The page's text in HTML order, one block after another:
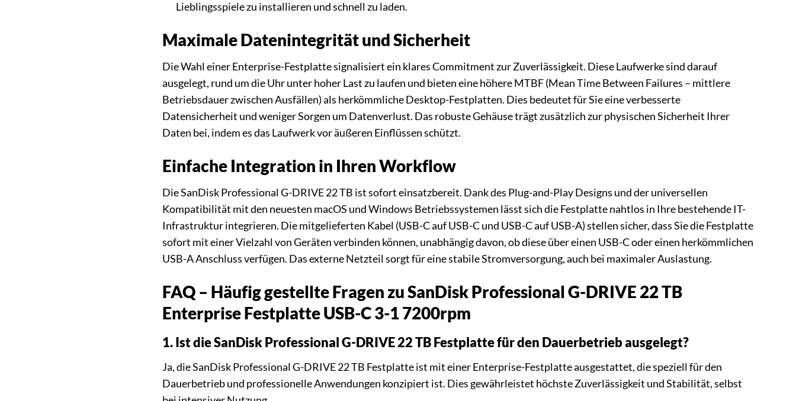
Lieblingsspiele zu installieren und schnell zu laden.
Maximale Datenintegrität und Sicherheit
Die Wahl einer Enterprise-Festplatte signalisiert ein klares Commitment zur Zuverlässigkeit. Diese Laufwerke sind darauf
ausgelegt, rund um die Uhr unter hoher Last zu laufen und bieten eine höhere MTBF (Mean Time Between Failures – mittlere
Betriebsdauer zwischen Ausfällen) als herkömmliche Desktop-Festplatten. Dies bedeutet für Sie eine verbesserte
Datensicherheit und weniger Sorgen um Datenverlust. Das robuste Gehäuse trägt zusätzlich zur physischen Sicherheit Ihrer
Daten bei, indem es das Laufwerk vor äußeren Einflüssen schützt.
Einfache Integration in Ihren Workflow
Die SanDisk Professional G-DRIVE 22 TB ist sofort einsatzbereit. Dank des Plug-and-Play Designs und der universellen
Kompatibilität mit den neuesten macOS und Windows Betriebssystemen lässt sich die Festplatte nahtlos in Ihre bestehende IT-
Infrastruktur integrieren. Die mitgelieferten Kabel (USB-C auf USB-C und USB-C auf USB-A) stellen sicher, dass Sie die Festplatte
sofort mit einer Vielzahl von Geräten verbinden können, unabhängig davon, ob diese über einen USB-C oder einen herkömmlichen
USB-A Anschluss verfügen. Das externe Netzteil sorgt für eine stabile Stromversorgung, auch bei maximaler Auslastung.
FAQ – Häufig gestellte Fragen zu SanDisk Professional G-DRIVE 22 TB
Enterprise Festplatte USB-C 3-1 7200rpm
1. Ist die SanDisk Professional G-DRIVE 22 TB Festplatte für den Dauerbetrieb ausgelegt?
Ja, die SanDisk Professional G-DRIVE 22 TB Festplatte ist mit einer Enterprise-Festplatte ausgestattet, die speziell für den
Dauerbetrieb und professionelle Anwendungen konzipiert ist. Dies gewährleistet höchste Zuverlässigkeit und Stabilität, selbst